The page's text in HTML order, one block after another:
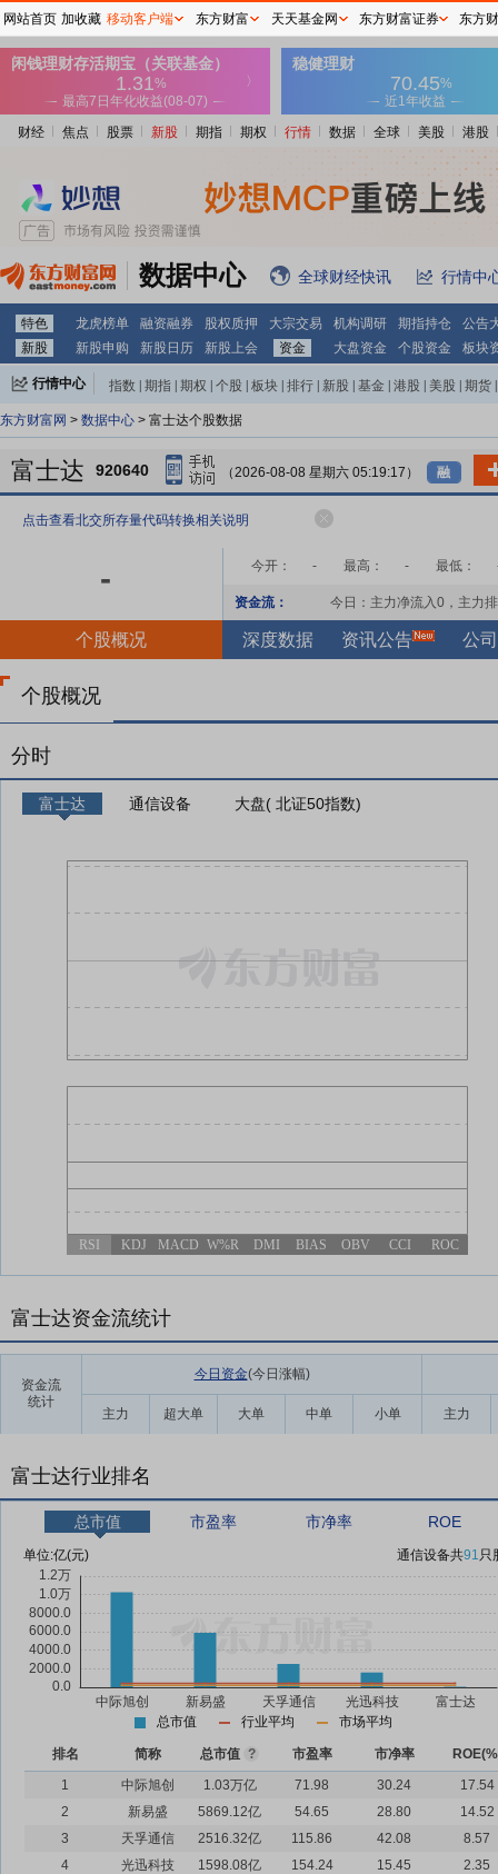
财经 焦点 股票 新股 期指 期权 行情 数据 全球 美股 港股
数据中心 全球财经快讯 行情中
特色 龙虎榜单 融资融券 股权质押 大宗交易 机构调研 期指持仓
公告
新股
新股申购 新股日历 新股上会 资金 大盘资金 个股资金 板块
行情中心 指数 期指 期权 个股 板块 排行 新股 基金 港股 美股 期货
东方财富网 > 数据中心 > 富士达个股数据
富士达 920640 （2026-08-08 星期六 05:19:17） 融
点击查看北交所存量代码转换相关说明
- 今开： - 最高： - 最低：
资金流： 今日：主力净流入0 ，主力
个股概况 深度数据 资讯公告 公
个股概况
分时
富士达 通信设备 大盘( 北证50指数)
RSI KDJ MACD W%R DMI BIAS OBV CCI ROC
富士达资金流统计
资金流
统计
今日资金(今日涨幅)
主力 超大单 大单 中单 小单 主力
富士达行业排名
总市值 市盈率 市净率 ROE
单位:亿(元) 通信设备共91只
总市值 行业平均 市场平均
排名 简称 总市值 ? 市盈率 市净率
1
中际旭创 1.03万亿 71.98 30.24
17.54
2
新易盛 5869.12亿 54.65 28.80
14.52
3
天孚通信 2516.32亿 115.86 42.08
8.57
4
光迅科技 1598.08亿 154.24 15.45
2.35
网站首页 加收藏 移动客户端 东方财富 天天基金网 东方财富证券 东方